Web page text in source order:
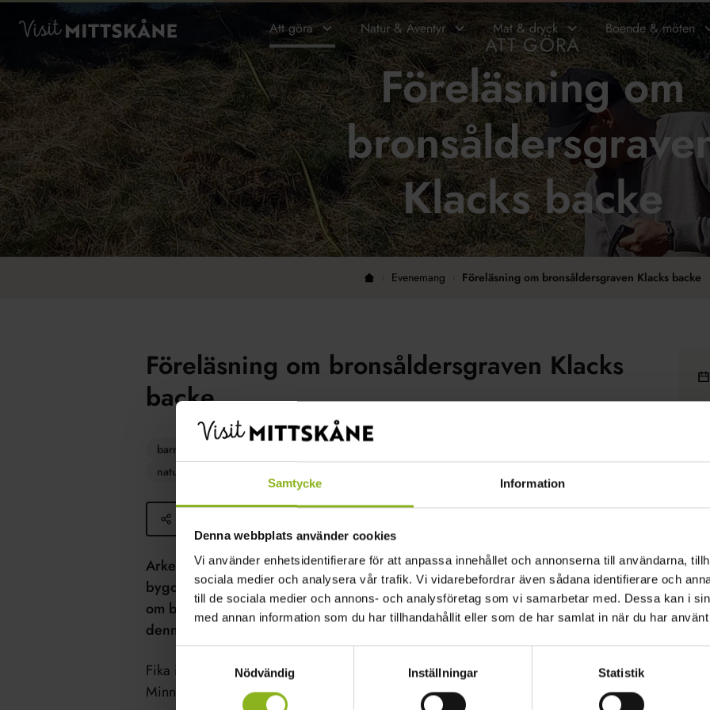
Samtycke Information
Denna webbplats använder cookies
Vi använder enhetsidentifierare för att anpassa innehållet och annonserna till användarna,
sociala medier och analysera vår trafik. Vi vidarebefordrar även sådana identifierare och
till de sociala medier och annons- och analysföretag som vi samarbetar med. Dessa kan i
med annan information som du har tillhandahållit eller som de har samlat in när du har
Nödvändig
Inställningar Statistik
Hoppa till huvudinnehållet
Visit MittSkåne
Att göra Natur & Äventyr Mat & dryck Boende & möten
ATT GÖRA
Föreläsning om
Klacks backe
Hem Evenemang Föreläsning om bronsåldersgraven Klacks backe
Föreläsning om bronsåldersgraven Klacks
backe
barnvänligt
naturnära
Arkeolog Andreas Nilssonföreläser lördagen den 1 mars kl. 14.00 i Pärups
bygdegård om bronsåldersgraven Klacks backe i Östra Sallerup. Han berättar
om bronsåldersgravar i allmänhet och speciellt om nya rön som framkommit om
denna vid undersökning med markradar.
Fika ingår i priset som är 100 kr för medlemmar i Föreningen Jöns Henrikssons
Minne och 150 kr för övriga.